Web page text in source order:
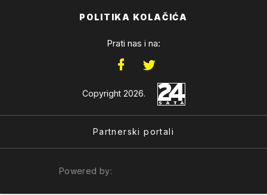
POLITIKA KOLAČIĆA
Prati nas i na:
Copyright 2026.
Partnerski portali
Powered by: